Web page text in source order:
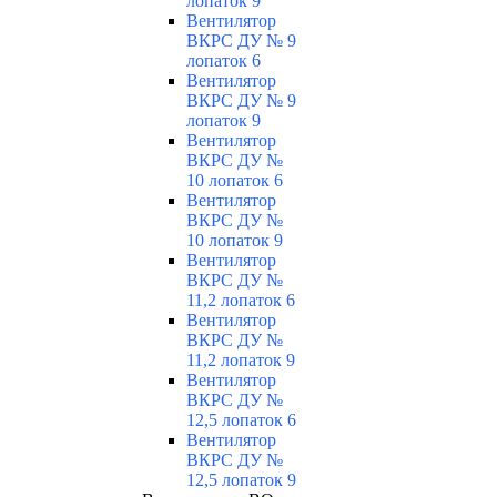
Вентилятор
ВКРС ДУ № 9
лопаток 6
Вентилятор
ВКРС ДУ № 9
лопаток 9
Вентилятор
ВКРС ДУ №
10 лопаток 6
Вентилятор
ВКРС ДУ №
10 лопаток 9
Вентилятор
ВКРС ДУ №
11,2 лопаток 6
Вентилятор
ВКРС ДУ №
11,2 лопаток 9
Вентилятор
ВКРС ДУ №
12,5 лопаток 6
Вентилятор
ВКРС ДУ №
12,5 лопаток 9